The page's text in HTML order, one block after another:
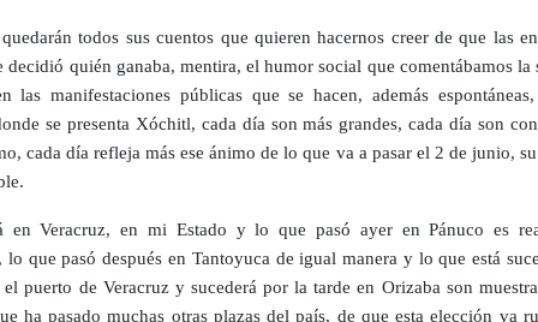
todos sus cuentos que quieren hacernos creer de que las
decidió quién ganaba, mentira, el humor social que comentábamos la
las manifestaciones públicas que se hacen, además
se presenta Xóchitl, cada día son más grandes, cada día son
cada día refleja más ese ánimo de lo que va a pasar el 2 de junio,
en Veracruz, en mi Estado y lo que pasó ayer en Pánuco es
lo que pasó después en Tantoyuca de igual manera y lo que está
el puerto de Veracruz y sucederá por la tarde en Orizaba son
ha pasado muchas otras plazas del país, de que esta elección va